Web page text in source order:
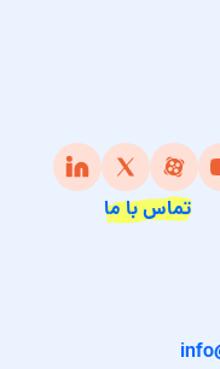
تماس با ما